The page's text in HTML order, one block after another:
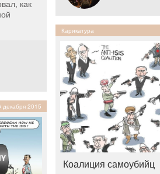
как
декабря 2015
Карикатура
Коалиция самоубийц